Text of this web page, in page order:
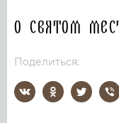
О святом
Поделиться: